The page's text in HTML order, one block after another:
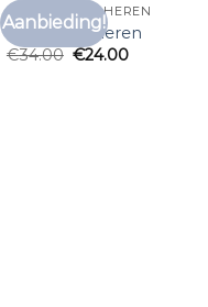
Aanbieding!
Toevoegen
GRIJS T SHIRT HEREN
grijs t shirt heren
€34.00 €24.00